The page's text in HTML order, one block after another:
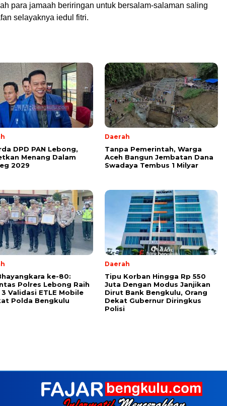
para jamaah beriringan untuk bersalam-salaman saling
selayaknya iedul fitri.
DPD PAN Lebong,
Menang Dalam
2029
Daerah
Tanpa Pemerintah, Warga
Aceh Bangun Jembatan Dana
Swadaya Tembus 1 Milyar
ke-80:
Polres Lebong Raih
3 Validasi ETLE Mobile
Polda Bengkulu
Daerah
Tipu Korban Hingga Rp 550
Juta Dengan Modus Janjikan
Dirut Bank Bengkulu, Orang
Dekat Gubernur Diringkus
Polisi